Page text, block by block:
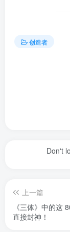
创造者
Don't
上一篇
《三体》中的这
直接封神！